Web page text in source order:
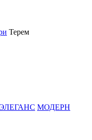
Терем
МОДЕРН